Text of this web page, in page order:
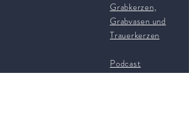
Grabkerzen,
Grabvasen und
Trauerkerzen
Podcast